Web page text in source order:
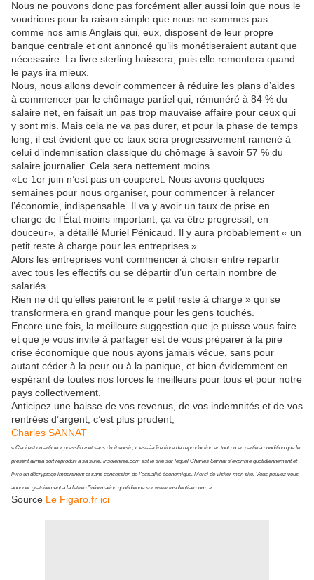
Nous ne pouvons donc pas forcément aller aussi loin que nous le
voudrions pour la raison simple que nous ne sommes pas
comme nos amis Anglais qui, eux, disposent de leur propre
banque centrale et ont annoncé qu’ils monétiseraient autant que
nécessaire. La livre sterling baissera, puis elle remontera quand
le pays ira mieux.
Nous, nous allons devoir commencer à réduire les plans d’aides
à commencer par le chômage partiel qui, rémunéré à 84 % du
salaire net, en faisait un pas trop mauvaise affaire pour ceux qui
y sont mis. Mais cela ne va pas durer, et pour la phase de temps
long, il est évident que ce taux sera progressivement ramené à
celui d’indemnisation classique du chômage à savoir 57 % du
salaire journalier. Cela sera nettement moins.
«Le 1er juin n’est pas un couperet. Nous avons quelques
semaines pour nous organiser, pour commencer à relancer
l’économie, indispensable. Il va y avoir un taux de prise en
charge de l’État moins important, ça va être progressif, en
douceur», a détaillé Muriel Pénicaud. Il y aura probablement « un
petit reste à charge pour les entreprises »…
Alors les entreprises vont commencer à choisir entre repartir
avec tous les effectifs ou se départir d’un certain nombre de
salariés.
Rien ne dit qu’elles paieront le « petit reste à charge » qui se
transformera en grand manque pour les gens touchés.
Encore une fois, la meilleure suggestion que je puisse vous faire
et que je vous invite à partager est de vous préparer à la pire
crise économique que nous ayons jamais vécue, sans pour
autant céder à la peur ou à la panique, et bien évidemment en
espérant de toutes nos forces le meilleurs pour tous et pour notre
pays collectivement.
Anticipez une baisse de vos revenus, de vos indemnités et de vos
rentrées d’argent, c’est plus prudent;
Charles SANNAT
« Ceci est un article « presslib » et sans droit voisin, c’est-à-dire libre de reproduction en tout ou en partie à condition que le
présent alinéa soit reproduit à sa suite. Insolentiae.com est le site sur lequel Charles Sannat s’exprime quotidiennement et
livre un décryptage impertinent et sans concession de l’actualité économique. Merci de visiter mon site. Vous pouvez vous
abonner gratuitement à la lettre d’information quotidienne sur www.insolentiae.com. »
Source Le Figaro.fr ici